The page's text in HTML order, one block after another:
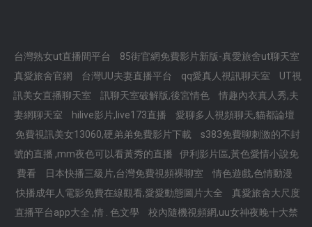
台灣熟女ut直播間平台
85街官網免費影片新版-真愛旅舍ut聊天室
真愛旅舍官網
台灣UU夫妻直播平台 qq愛真人視訊聊天室
UT視
訊美女直播聊天室
訊聊天室破解版,後宮情色
情趣內衣真人秀,夫
妻網聊天室
hilive影片,live173直播
愛聊多人視頻聊天,貓都論壇
免費視訊美女13060,硬弟弟免費影片下載
s383免費聊刺激的不封
號的直播 ,mm夜色可以看黃秀的直播
伊利影片區,黃色愛情小說免
費看
日本快播三級片,台灣免費視頻裸聊室
情色遊戲,色情動漫
快播成年人電影免費在線觀看,愛愛動態圖片大全
真愛旅舍大尺度
直播平台app大全 ,情 . 色文學
校內隨機視頻網,uu女神夜晚十大禁